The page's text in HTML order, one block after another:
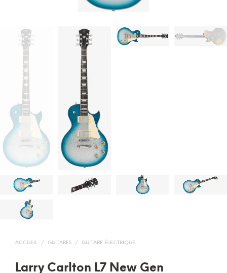
ACCUEIL / GUITARES / GUITARE ÉLECTRIQUE
Larry Carlton L7 New Gen